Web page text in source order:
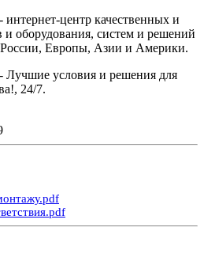
- интернет-центр качественных и
оборудования, систем и решений
Европы, Азии и Америки.
- Лучшие условия и решения для
24/7.